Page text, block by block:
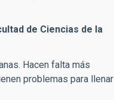
de Ciencias de la
Hacen falta más
problemas para llenar